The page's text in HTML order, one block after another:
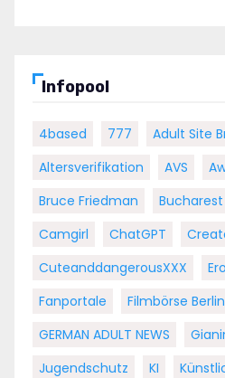
Infopool
4based 777 Adult Site
Altersverifikation
AVS
Bruce Friedman
Camgirl
ChatGPT
CuteanddangerousXXX
Fanportale
Filmbörse Berlin
GERMAN ADULT NEWS
Jugendschutz
KI